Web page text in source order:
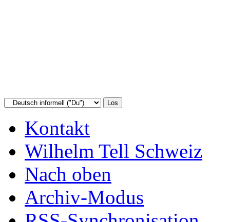
Kontakt
Wilhelm Tell Schweiz
Nach oben
Archiv-Modus